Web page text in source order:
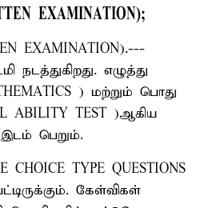
EXAMINATION);
EXAMINATION).---
எழுத்து
) மற்றும் பொது
ABILITY TEST )ஆகிய
பெறும்.
TYPE QUESTIONS
கேள்விகள்